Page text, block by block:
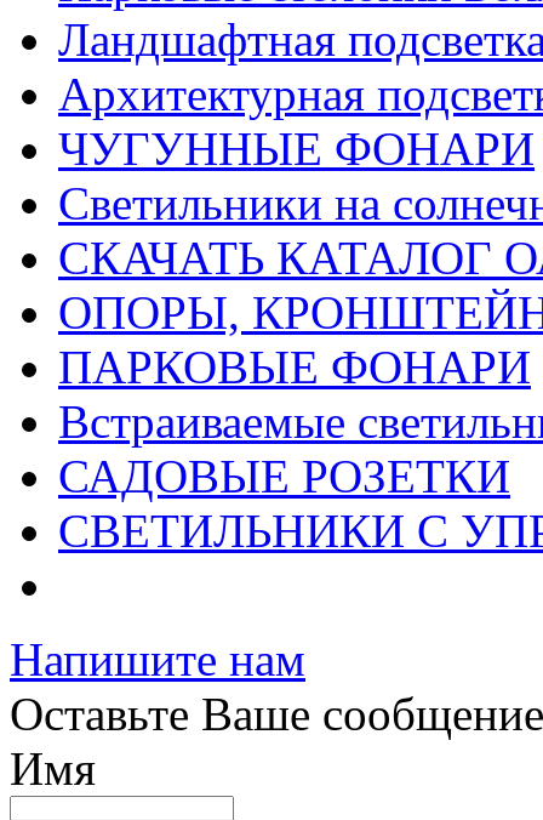
Ландшафтная
Архитектурная
ЧУГУННЫЕ ФОНАРИ
Светильники на
СКАЧАТЬ КАТАЛОГ
ОПОРЫ,
ПАРКОВЫЕ ФОНАРИ
Встраиваемые
САДОВЫЕ РОЗЕТКИ
СВЕТИЛЬНИКИ С
Напишите нам
Оставьте Ваше сообщение
Имя